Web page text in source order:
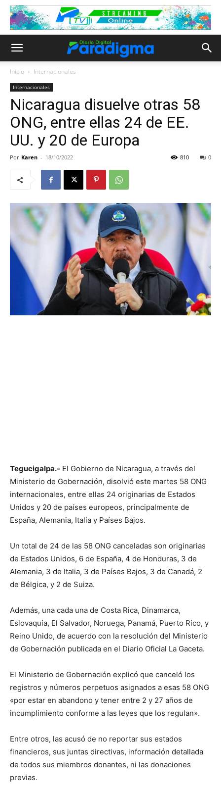
Inicio Internacionales
Internacionales
Nicaragua disuelve otras 58
ONG, entre ellas 24 de EE.
UU. y 20 de Europa
Por Karen - 18/10/2022 0
810
Tegucigalpa.- El Gobierno de Nicaragua, a través del
Ministerio de Gobernación, disolvió este martes 58 ONG
internacionales, entre ellas 24 originarias de Estados
Unidos y 20 de países europeos, principalmente de
España, Alemania, Italia y Países Bajos.
Un total de 24 de las 58 ONG canceladas son originarias
de Estados Unidos, 6 de España, 4 de Honduras, 3 de
Alemania, 3 de Italia, 3 de Países Bajos, 3 de Canadá, 2
de Bélgica, y 2 de Suiza.
Además, una cada una de Costa Rica, Dinamarca,
Eslovaquia, El Salvador, Noruega, Panamá, Puerto Rico, y
Reino Unido, de acuerdo con la resolución del Ministerio
de Gobernación publicada en el Diario Oficial La Gaceta.
El Ministerio de Gobernación explicó que canceló los
registros y números perpetuos asignados a esas 58 ONG
«por estar en abandono y tener entre 2 y 27 años de
incumplimiento conforme a las leyes que los regulan».
Entre otros, las acusó de no reportar sus estados
financieros, sus juntas directivas, información detallada
de todos sus miembros donantes, ni las donaciones
previas.